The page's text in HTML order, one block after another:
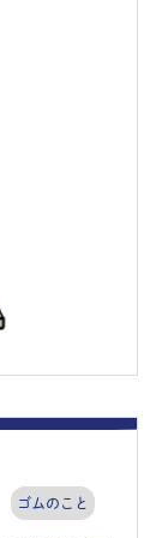
ゴムのこと